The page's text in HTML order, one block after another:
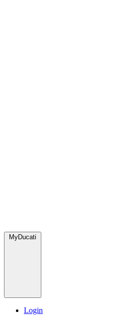
MyDucati
Login